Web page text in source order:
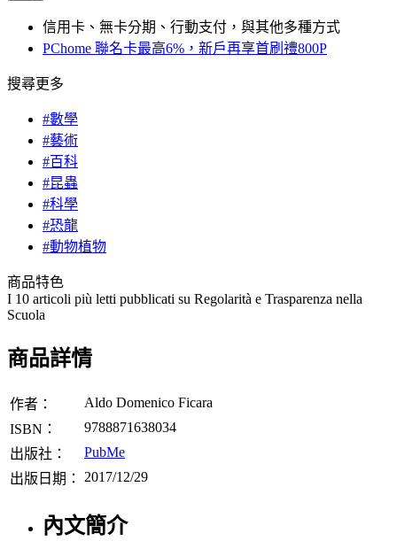
信用卡、無卡分期、行動支付，與其他多種方式
PChome 聯名卡最高6%，新戶再享首刷禮800P
搜尋更多
#數學
#藝術
#百科
#昆蟲
#科學
#恐龍
#動物植物
商品特色
I 10 articoli più letti pubblicati su Regolarità e Trasparenza nella
Scuola
商品詳情
作者：
Aldo Domenico Ficara
ISBN：
9788871638034
出版社：
PubMe
出版日期：
2017/12/29
內文簡介